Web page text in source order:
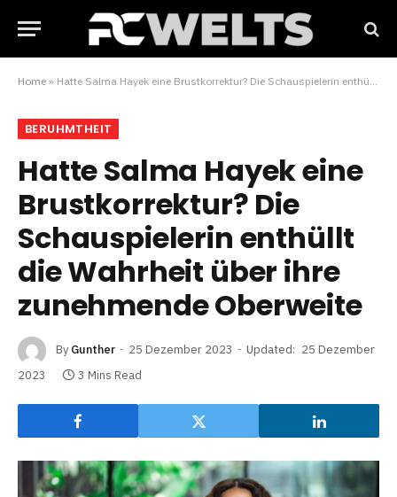
Home » Hatte Salma Hayek eine Brustkorrektur? Die Schauspielerin enthüllt die Wahrheit über ihre zunehmende Oberweite
BERUHMTHEIT
Hatte Salma Hayek eine
Brustkorrektur? Die
Schauspielerin enthüllt
die Wahrheit über ihre
zunehmende Oberweite
By Gunther 25 Dezember 2023 Updated: 25 Dezember
2023
3 Mins Read